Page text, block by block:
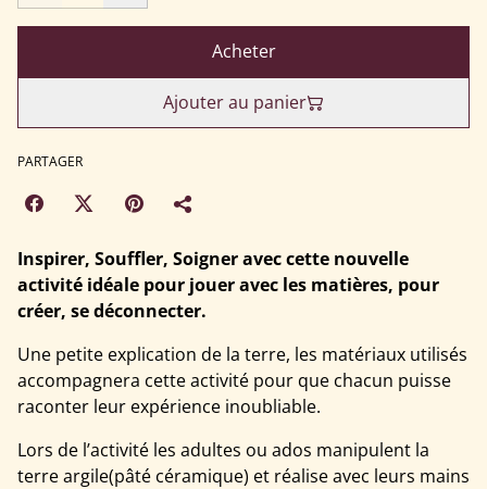
Acheter
Ajouter au panier
PARTAGER
Inspirer, Souffler, Soigner avec cette nouvelle
activité idéale pour jouer avec les matières, pour
créer, se déconnecter.
Une petite explication de la terre, les matériaux utilisés
accompagnera cette activité pour que chacun puisse
raconter leur expérience inoubliable.
Lors de l’activité les adultes ou ados manipulent la
terre argile(pâté céramique) et réalise avec leurs mains